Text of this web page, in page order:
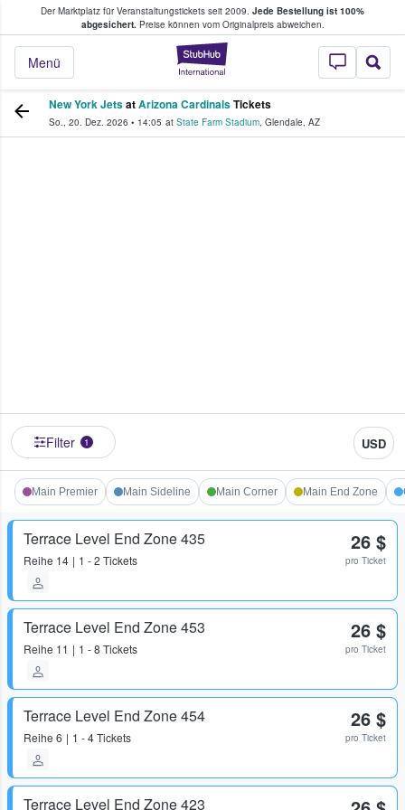
Der Marktplatz für Veranstaltungstickets seit 2009. Jede Bestellung ist 100%
abgesichert.Preise können vom Originalpreis abweichen.
StubHub - Wo
Menü
Tickets kaufen & verkaufen
New York JetsatArizona CardinalsTickets
So., 20. Dez. 2026 • 14:05 at State Farm Stadium, Glendale, AZ
Filter 1 USD
Main Premier Main Sideline Main Corner Main End Zone
Terrace Level End Zone 435
Reihe 14 1 - 2 Tickets
26 $
pro Ticket
Terrace Level End Zone 453
Reihe 11 1 - 8 Tickets
26 $
pro Ticket
Terrace Level End Zone 454
Reihe 6 1 - 4 Tickets
26 $
pro Ticket
Terrace Level End Zone 423